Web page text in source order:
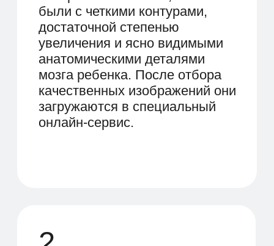
ДОКАЖИТЕ, ЧТО С ИИ СИТУАЦИЯ
СТАЛА ЛУЧШЕ, ЧЕМ БЕЗ НЕГО –
КОЛИЧЕСТВЕННЫЕ И
КАЧЕСТВЕННЫЕ ПАРАМЕТРЫ
ДОКАЗАТЕЛЬСТВА